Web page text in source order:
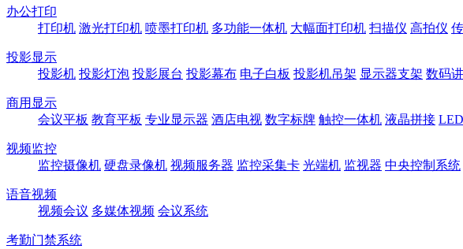
办公打印
打印机 激光打印机 喷墨打印机 多功能一体机 大幅面打印机 扫描仪 高拍仪
投影显示
投影机 投影灯泡 投影展台 投影幕布 电子白板 投影机吊架 显示器支架 数码
商用显示
会议平板 教育平板 专业显示器 酒店电视 数字标牌 触控一体机 液晶拼接
视频监控
监控摄像机 硬盘录像机 视频服务器 监控采集卡 光端机 监视器 中央控制系统
语音视频
视频会议 多媒体视频 会议系统
考勤门禁系统